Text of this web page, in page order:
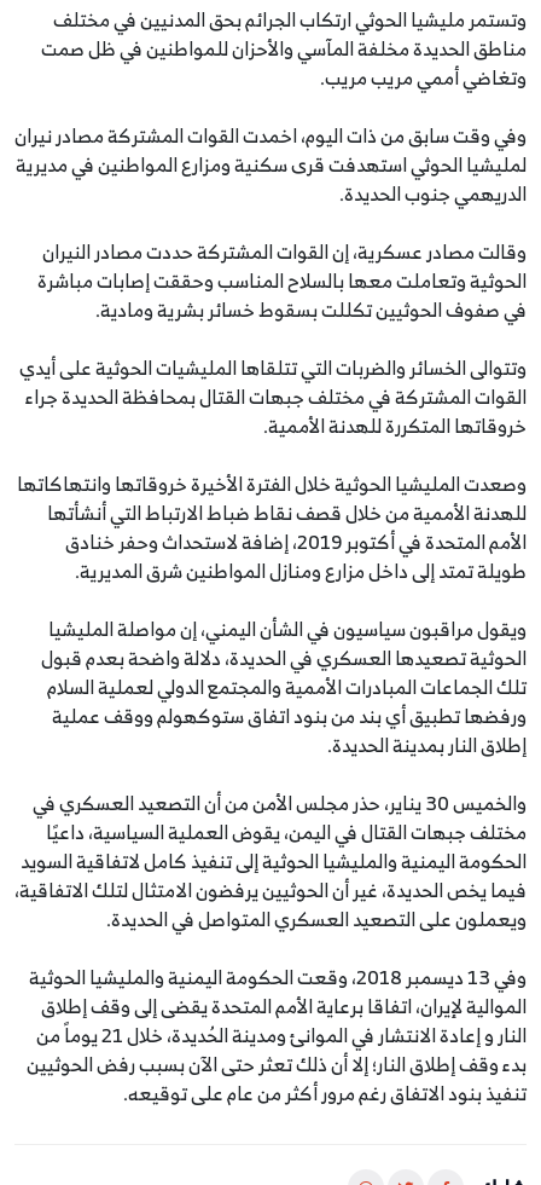
وتستمر مليشيا الحوثي ارتكاب الجرائم بحق المدنيين في مختلف
مناطق الحديدة مخلفة المآسي والأحزان للمواطنين في ظل صمت
وتغاضي أممي مريب مريب.
وفي وقت سابق من ذات اليوم، اخمدت القوات المشتركة مصادر نيران
لمليشيا الحوثي استهدفت قرى سكنية ومزارع المواطنين في مديرية
الدريهمي جنوب الحديدة.
وقالت مصادر عسكرية، إن القوات المشتركة حددت مصادر النيران
الحوثية وتعاملت معها بالسلاح المناسب وحققت إصابات مباشرة
في صفوف الحوثيين تكللت بسقوط خسائر بشرية ومادية.
وتتوالى الخسائر والضربات التي تتلقاها المليشيات الحوثية على أيدي
القوات المشتركة في مختلف جبهات القتال بمحافظة الحديدة جراء
خروقاتها المتكررة للهدنة الأممية.
وصعدت المليشيا الحوثية خلال الفترة الأخيرة خروقاتها وانتهاكاتها
للهدنة الأممية من خلال قصف نقاط ضباط الارتباط التي أنشأتها
الأمم المتحدة في أكتوبر 2019، إضافة لاستحداث وحفر خنادق
طويلة تمتد إلى داخل مزارع ومنازل المواطنين شرق المديرية.
ويقول مراقبون سياسيون في الشأن اليمني، إن مواصلة المليشيا
الحوثية تصعيدها العسكري في الحديدة، دلالة واضحة بعدم قبول
تلك الجماعات المبادرات الأممية والمجتمع الدولي لعملية السلام
ورفضها تطبيق أي بند من بنود اتفاق ستوكهولم ووقف عملية
إطلاق النار بمدينة الحديدة.
والخميس 30 يناير، حذر مجلس الأمن من أن التصعيد العسكري في
مختلف جبهات القتال في اليمن، يقوض العملية السياسية، داعيًا
الحكومة اليمنية والمليشيا الحوثية إلى تنفيذ كامل لاتفاقية السويد
فيما يخص الحديدة، غير أن الحوثيين يرفضون الامتثال لتلك الاتفاقية،
ويعملون على التصعيد العسكري المتواصل في الحديدة.
وفي 13 ديسمبر 2018، وقعت الحكومة اليمنية والمليشيا الحوثية
الموالية لإيران، اتفاقا برعاية الأمم المتحدة يقضى إلى وقف إطلاق
النار و إعادة الانتشار في الموانئ ومدينة الحُديدة، خلال 21 يوماً من
بدء وقف إطلاق النار؛ إلا أن ذلك تعثر حتى الآن بسبب رفض الحوثيين
تنفيذ بنود الاتفاق رغم مرور أكثر من عام على توقيعه.